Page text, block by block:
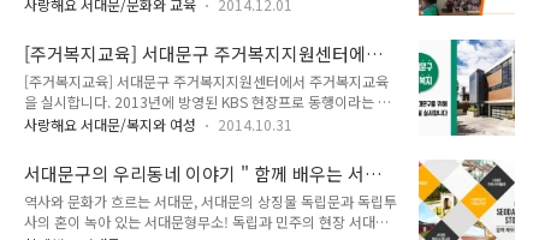
자 있어요. 시간이 날 때마다 전화를 하지만 아이에게 사고가 나
시는 건 맞벌이부부가 아닐까 합니다! 겨울방학동안 집에 있는
아이들이 걱정되기도 하고, 누군가..
학생들의 모습이랍니다^^ 김장 체험활동은 교내 텃밭에서 재배
한 배추, 무, 갓 및 친환경 농산물을 이용한 김장 담그기 체험을
통해 안전한 먹거리의 소중함을 인식하고자 '친환경급식 교육 공
동체 커뮤니티'에서 운영하는 프로그램입니다. 김장에 사용된 재
료들은 지난 늦여름부터 학생들이 학교텃밭에서 정성껏 가꿔 수
행사는 사전 간담회, 김장 재료의 준비, 김치 담그기, 수업 진행·
보조 등 관내 주민으로 구성 된 김장..
사랑해요 서대문/문화와 교육 2014.12.01
[주거복지교육] 서대문구 주거복지지원센터에서
주거복지교육을 실시합니다.
[주거복지교육] 서대문구 주거복지지원센터에서 주거복지교육
을 실시합니다. 2013년에 방영된 KBS 현장프로 동행이라는 프
로그램에서 열심히 살고자 하지만 가난을 못벗어나는 이웃들 이
등으로 한순간에 벼랑 끝으로 내몰린 후 가난에서 빠져 나오려고
발버둥을 쳐봐도 아무리 열심히 일을 해도 가난에서 벗어날 수
없는 사람들의 이야기가 프로그램의 주제지요. (출처 KBS 현장
르포 동행) 이 프로그램에 나오는 사람들은 대부분 가정형편으
사랑해요 서대문/복지와 여성 2014.10.31
서대문구의 우리동네 이야기 " 함께 배우는 서대
문 "
역사와 문화가 흐르는 서대문, 서대문의 상징물 독립문과 독립투
사의 혼이 녹아 있는 서대문형무소! 독립과 민주의 현장 서대문